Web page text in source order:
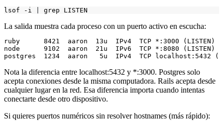
lsof -i
La salida muestra cada proceso con un puerto activo en escucha:
ruby      8421  aaron  13u  IPv4  TCP *:3000 (LISTEN)
node      9102  aaron  21u  IPv6  TCP *:8080 (LISTEN)
Nota la diferencia entre localhost:5432 y *:3000. Postgres solo
acepta conexiones desde la misma computadora. Rails acepta desde
cualquier lugar en la red. Esa diferencia importa cuando intentas
conectarte desde otro dispositivo.
Si quieres puertos numéricos sin resolver hostnames (más rápido):